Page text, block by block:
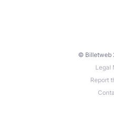
© Billetweb
Legal
Report